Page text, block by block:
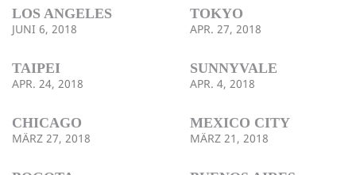
LOS ANGELES
JUNI 6, 2018
TOKYO
APR. 27, 2018
TAIPEI
APR. 24, 2018
SUNNYVALE
APR. 4, 2018
CHICAGO
MÄRZ 27, 2018
MEXICO CITY
MÄRZ 21, 2018